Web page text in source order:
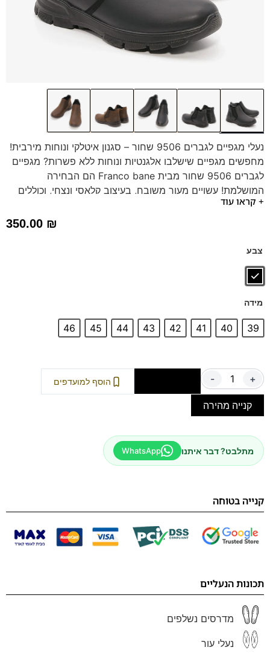
נעלי מגפיים לגברים 9506 שחור – סגנון איטלקי ונוחות מירבית!
מחפשים מגפיים שישלבו אלגנטיות ונוחות ללא פשרות? מגפיים
לגברים 9506 שחור מבית Franco bane הם הבחירה
המושלמת! עשויים מעור משובח, בעיצוב קלאסי ונצחי, וכוללים
סוליה גמישה ומדרס היברידי תומך. מתאימים לכל שעות היום,
מהעבודה ועד לאירועים מיוחדים. הזמינו עכשיו ותיהנו מנעליים
+ קראו עוד
350.00 ₪
צבע
מידה
39
40
41
42
43
44
45
46
- + הוסף למועדפים
קנייה מהירה
מתלבט? דבר איתנו WhatsApp
קנייה בטוחה
תכונות הנעליים
מדרסים נשלפים
נעלי עור